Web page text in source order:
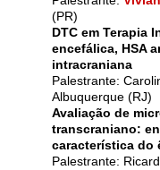
(PR)
DTC em Terapia
encefálica, HSA
intracraniana
Palestrante:
Albuquerque (RJ)
Avaliação de
transcraniano:
característica do
Palestrante: